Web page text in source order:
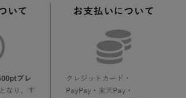
いて
プレ
なり、す
お支払いについて
クレジットカード・
PayPay・楽天Pay・